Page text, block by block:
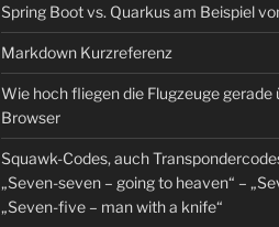
Spring Boot vs. Quarkus am Beispiel
Markdown Kurzreferenz
Wie hoch fliegen die Flugzeuge gerade
Browser
Squawk-Codes, auch
„Seven-seven – going to heaven“ –
„Seven-five – man with a knife“